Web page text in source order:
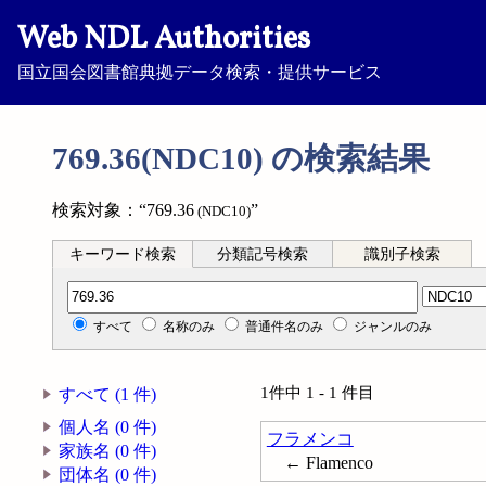
Web NDL Authorities
国立国会図書館典拠データ検索・提供サービス
769.36(NDC10) の検索結果
検索対象：“769.36 (NDC10)”
キーワード検索 分類記号検索 識別子検索
分類記号検索
すべて 名称のみ 普通件名のみ ジャンルのみ
すべて (1 件)
個人名 (0 件)
家族名 (0 件)
団体名 (0 件)
1件中 1 - 1 件目
フラメンコ
← Flamenco